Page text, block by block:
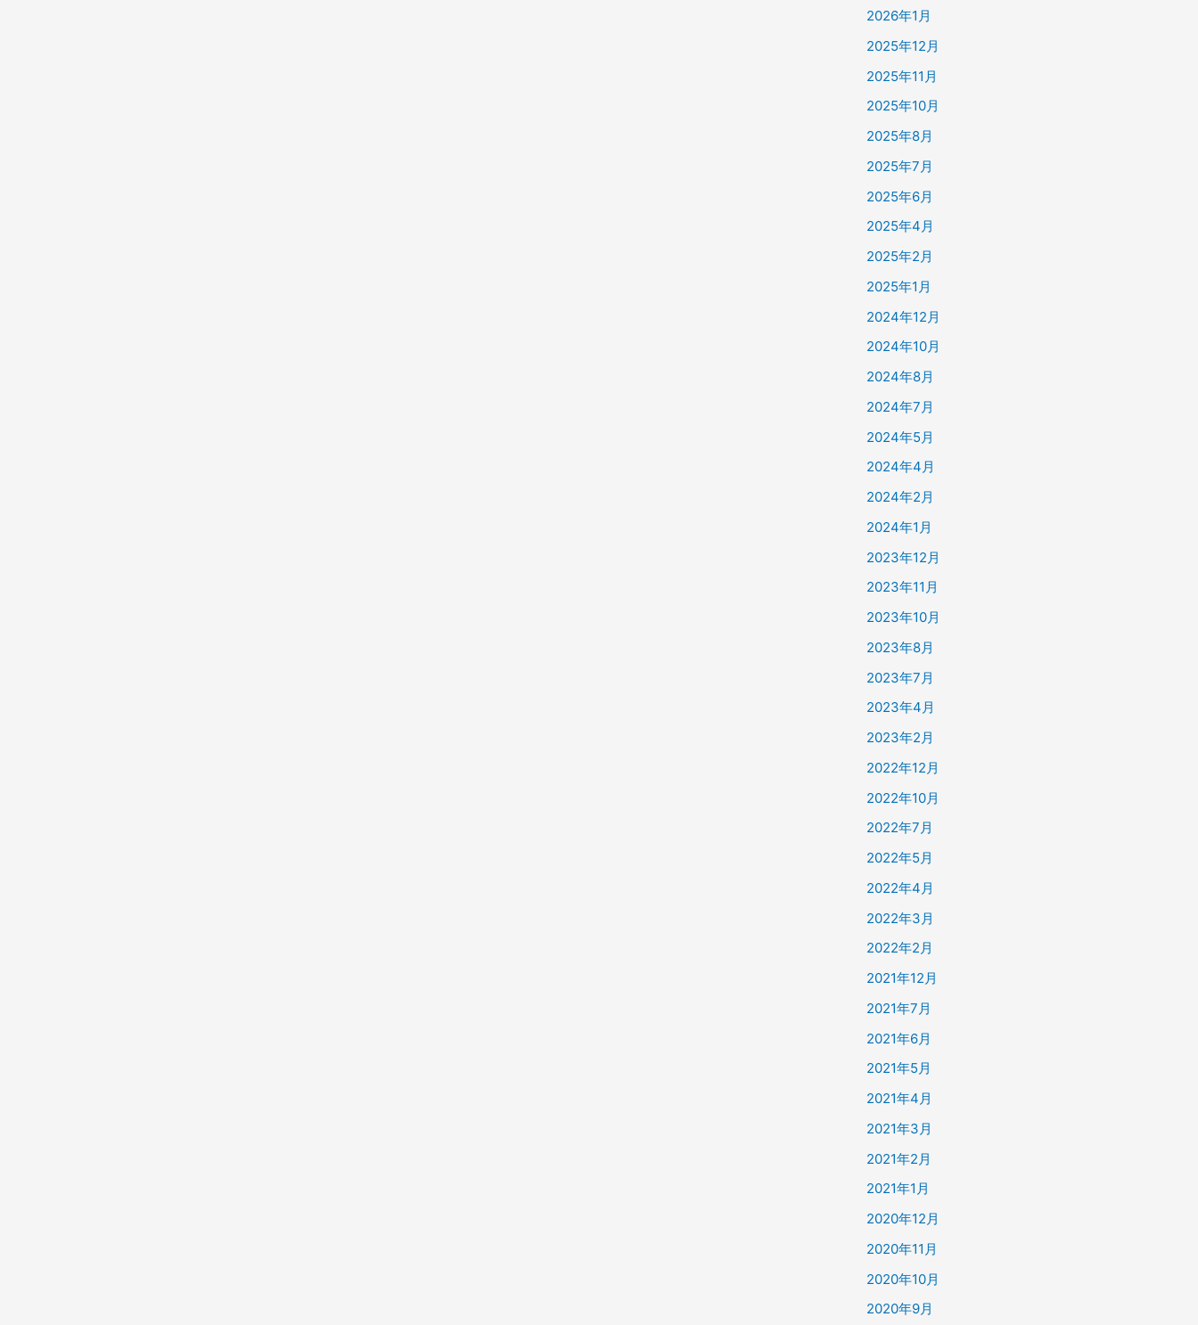
2026年1月
2025年12月
2025年11月
2025年10月
2025年8月
2025年7月
2025年6月
2025年4月
2025年2月
2025年1月
2024年12月
2024年10月
2024年8月
2024年7月
2024年5月
2024年4月
2024年2月
2024年1月
2023年12月
2023年11月
2023年10月
2023年8月
2023年7月
2023年4月
2023年2月
2022年12月
2022年10月
2022年7月
2022年5月
2022年4月
2022年3月
2022年2月
2021年12月
2021年7月
2021年6月
2021年5月
2021年4月
2021年3月
2021年2月
2021年1月
2020年12月
2020年11月
2020年10月
2020年9月